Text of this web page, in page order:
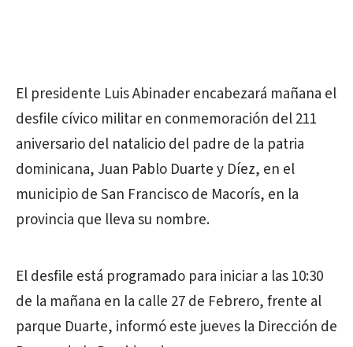
El presidente Luis Abinader encabezará mañana el
desfile cívico militar en conmemoración del 211
aniversario del natalicio del padre de la patria
dominicana, Juan Pablo Duarte y Díez, en el
municipio de San Francisco de Macorís, en la
provincia que lleva su nombre.
El desfile está programado para iniciar a las 10:30
de la mañana en la calle 27 de Febrero, frente al
parque Duarte, informó este jueves la Dirección de